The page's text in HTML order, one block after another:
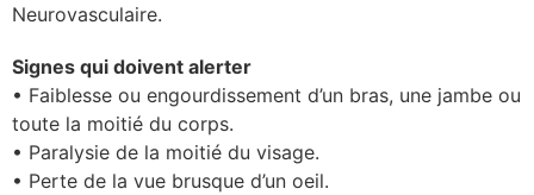
Neurovasculaire.
Signes qui doivent alerter
• Faiblesse ou engourdissement d’un bras, une jambe ou
toute la moitié du corps.
• Paralysie de la moitié du visage.
• Perte de la vue brusque d’un oeil.